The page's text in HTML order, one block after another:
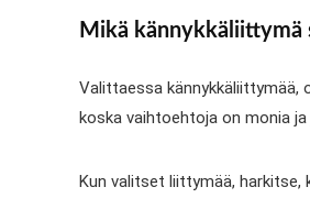
Mikä kännykkäliittymä
Valittaessa kännykkäliittymää,
koska vaihtoehtoja on monia
Kun valitset liittymää, harkitse,